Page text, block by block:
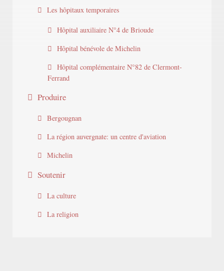
Les hôpitaux temporaires
Hôpital auxiliaire N°4 de Brioude
Hôpital bénévole de Michelin
Hôpital complémentaire N°82 de Clermont-
Ferrand
Produire
Bergougnan
La région auvergnate: un centre d'aviation
Michelin
Soutenir
La culture
La religion